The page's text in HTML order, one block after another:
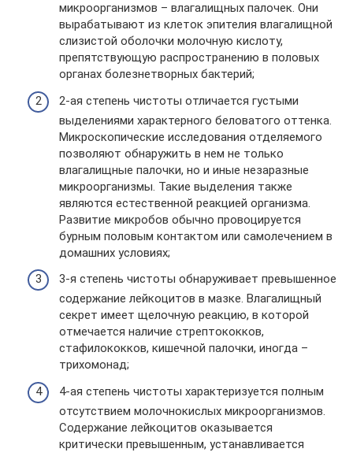
микроорганизмов – влагалищных палочек. Они
вырабатывают из клеток эпителия влагалищной
слизистой оболочки молочную кислоту,
препятствующую распространению в половых
органах болезнетворных бактерий;
2-ая степень чистоты отличается густыми
выделениями характерного беловатого оттенка.
Микроскопические исследования отделяемого
позволяют обнаружить в нем не только
влагалищные палочки, но и иные незаразные
микроорганизмы. Такие выделения также
являются естественной реакцией организма.
Развитие микробов обычно провоцируется
бурным половым контактом или самолечением в
домашних условиях;
3-я степень чистоты обнаруживает превышенное
содержание лейкоцитов в мазке. Влагалищный
секрет имеет щелочную реакцию, в которой
отмечается наличие стрептококков,
стафилококков, кишечной палочки, иногда –
трихомонад;
4-ая степень чистоты характеризуется полным
отсутствием молочнокислых микроорганизмов.
Содержание лейкоцитов оказывается
критически превышенным, устанавливается